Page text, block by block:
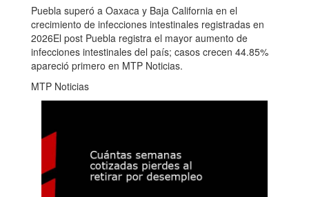
Puebla superó a Oaxaca y Baja California en el
crecimiento de infecciones intestinales registradas en
2026El post Puebla registra el mayor aumento de
infecciones intestinales del país; casos crecen 44.85%
apareció primero en MTP Noticias.
MTP Noticias